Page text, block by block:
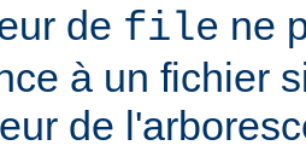
de file ne
à un fichier
de